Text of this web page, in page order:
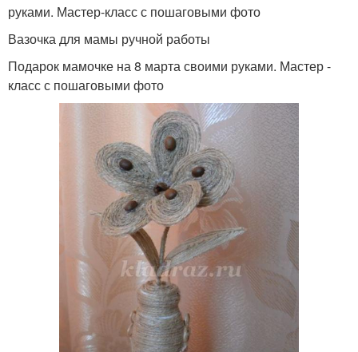
руками. Мастер-класс с пошаговыми фото
Вазочка для мамы ручной работы
Подарок мамочке на 8 марта своими руками. Мастер -
класс с пошаговыми фото